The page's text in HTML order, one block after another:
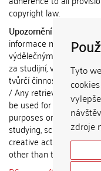
Tyto
zdroje
copyright law.
Upozornění / Notice:
informace nemohou
výdělečným účelům
za studijní, vědeckou
tvůrčí činnost jiné
/ Any retrieved
be used for any
purposes or claimed as
studying, scientific or
creative activities of
other than the author.